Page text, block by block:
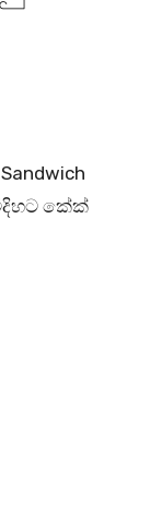
කේක්